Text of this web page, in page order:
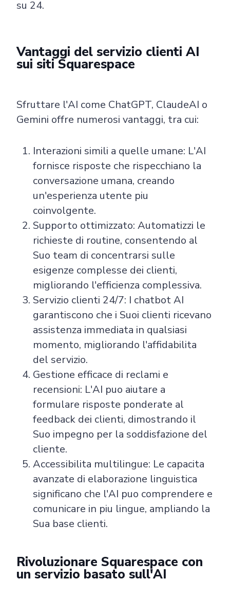
su 24.
Vantaggi del servizio clienti AI
sui siti Squarespace
Sfruttare l'AI come ChatGPT, ClaudeAI o
Gemini offre numerosi vantaggi, tra cui:
Interazioni simili a quelle umane: L'AI
fornisce risposte che rispecchiano la
conversazione umana, creando
un'esperienza utente piu
coinvolgente.
Supporto ottimizzato: Automatizzi le
richieste di routine, consentendo al
Suo team di concentrarsi sulle
esigenze complesse dei clienti,
migliorando l'efficienza complessiva.
Servizio clienti 24/7: I chatbot AI
garantiscono che i Suoi clienti ricevano
assistenza immediata in qualsiasi
momento, migliorando l'affidabilita
del servizio.
Gestione efficace di reclami e
recensioni: L'AI puo aiutare a
formulare risposte ponderate al
feedback dei clienti, dimostrando il
Suo impegno per la soddisfazione del
cliente.
Accessibilita multilingue: Le capacita
avanzate di elaborazione linguistica
significano che l'AI puo comprendere e
comunicare in piu lingue, ampliando la
Sua base clienti.
Rivoluzionare Squarespace con
un servizio basato sull'AI